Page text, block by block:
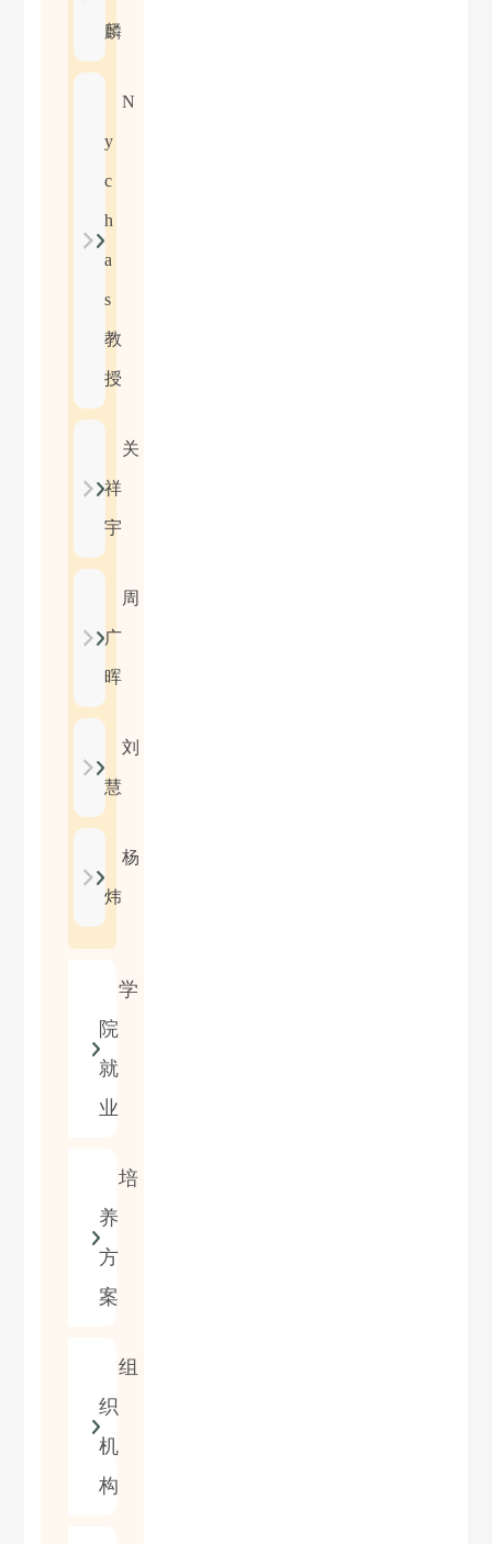
麟
N
y
c
h
a
s
教
授
关
祥
宇
周
广
晖
刘
慧
杨
炜
学
院
就
业
培
养
方
案
组
织
机
构